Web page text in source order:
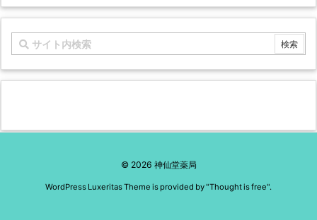
© 2026 神仙堂薬局
WordPress Luxeritas Theme is provided by "Thought is free".